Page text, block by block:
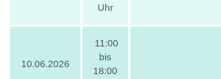
Uhr
10.06.2026
11:00
bis
18:00